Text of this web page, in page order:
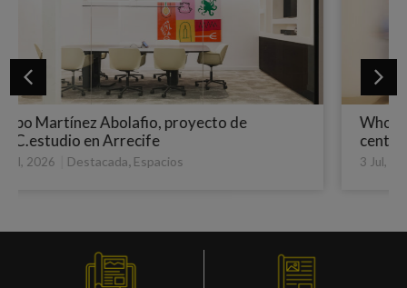
Wholecontract proyecta Rusell Bedford,
centrado en las personas
3 Jul, 2026 |Destacada,